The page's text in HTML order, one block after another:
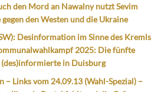
den Mord an Nawalny nutzt Sevim
den Westen und die Ukraine
Desinformation im Sinne des Kremls
2025: Die fünfte
in Duisburg
– Links vom 24.09.13 (Wahl-Spezial) –